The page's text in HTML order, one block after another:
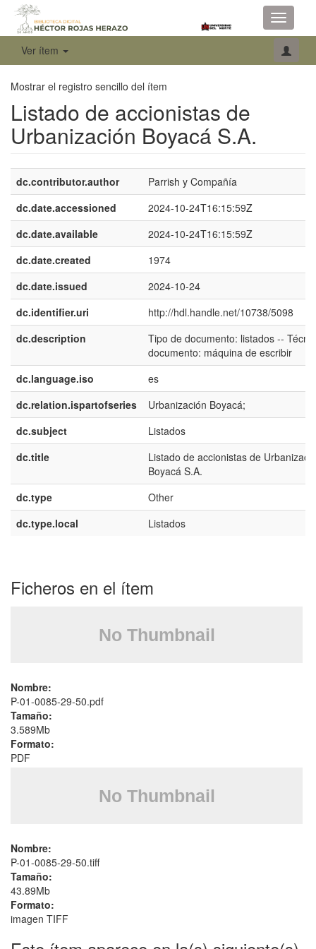
Toggle
Ver ítem
Mostrar el registro sencillo del ítem
Listado de accionistas de
Urbanización Boyacá S.A.
dc.contributor.author
Parrish y Compañía
dc.date.accessioned
2024-10-24T16:15:59Z
dc.date.available
2024-10-24T16:15:59Z
dc.date.created
1974
dc.date.issued
2024-10-24
dc.identifier.uri
http://hdl.handle.net/10738/5098
dc.description
Tipo de documento: listados --
documento: máquina de escribir
dc.language.iso
es
dc.relation.ispartofseries
Urbanización Boyacá;
dc.subject
Listados
dc.title
Listado de accionistas de
Boyacá S.A.
dc.type
Other
dc.type.local
Listados
Ficheros en el ítem
Nombre:
P-01-0085-29-50.pdf
Tamaño:
3.589Mb
Formato:
PDF
Nombre:
P-01-0085-29-50.tiff
Tamaño:
43.89Mb
Formato:
imagen TIFF